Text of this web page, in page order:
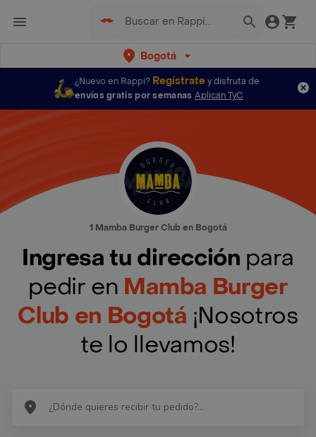
Bogotá
¿Nuevo en Rappi? Regístratey disfruta de
envíos gratis por semanas Aplican TyC
1 Mamba Burger Club en Bogotá
Ingresa tu dirección para
pedir en Mamba Burger
Club en Bogotá ¡Nosotros
te lo llevamos!